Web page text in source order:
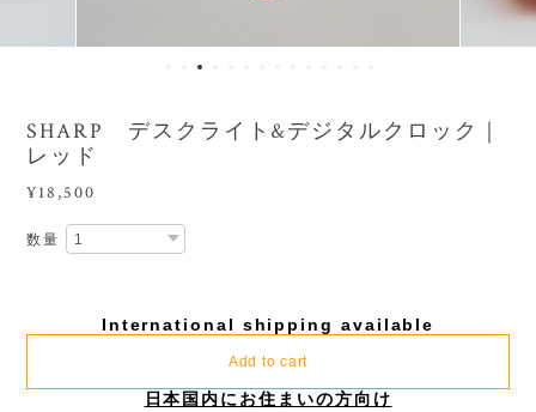
SHARP デスクライト&デジタルクロック｜
レッド
¥18,500
数量
International shipping available
Add to cart
日本国内にお住まいの方向け